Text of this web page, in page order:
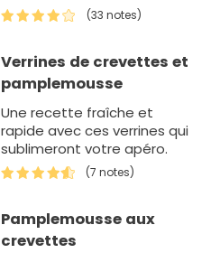
(33 notes)
Verrines de crevettes et
pamplemousse
Une recette fraîche et
rapide avec ces verrines qui
sublimeront votre apéro.
(7 notes)
Pamplemousse aux
crevettes